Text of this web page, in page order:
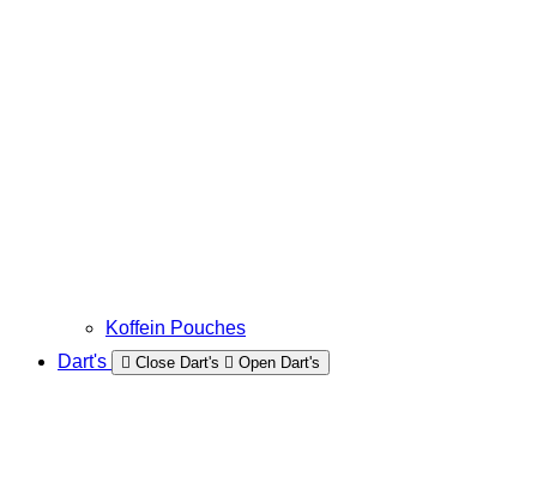
Koffein Pouches
Dart's
Close Dart's Open Dart's